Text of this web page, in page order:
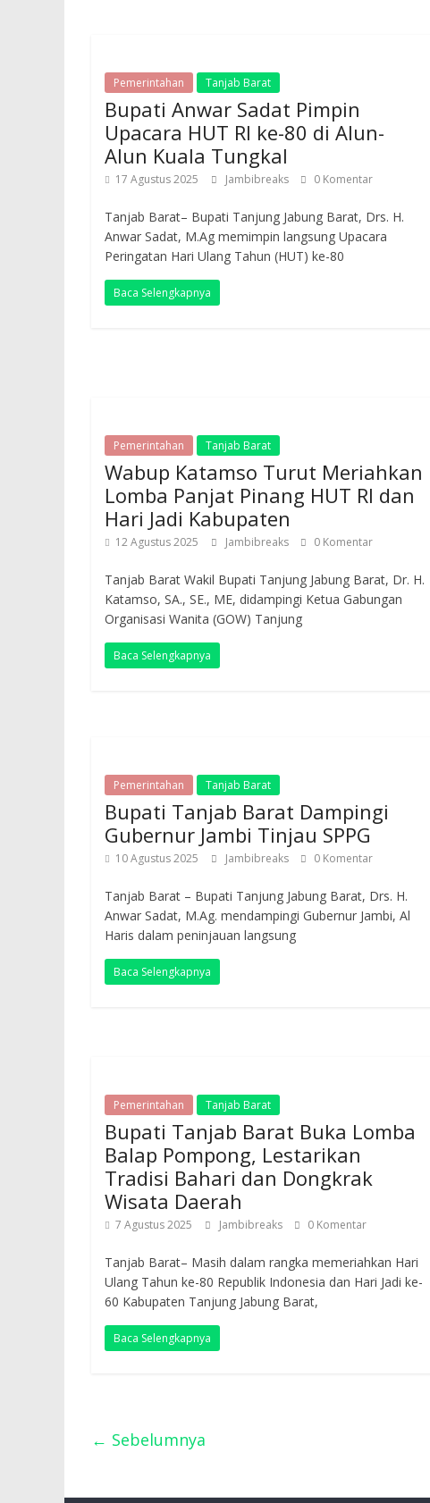
Pemerintahan Tanjab Barat
Bupati Anwar Sadat Pimpin
Upacara HUT RI ke-80 di Alun-
Alun Kuala Tungkal
17 Agustus 2025 Jambibreaks 0 Komentar
Tanjab Barat– Bupati Tanjung Jabung Barat, Drs. H.
Anwar Sadat, M.Ag memimpin langsung Upacara
Peringatan Hari Ulang Tahun (HUT) ke-80
Baca Selengkapnya
Pemerintahan Tanjab Barat
Wabup Katamso Turut Meriahkan
Lomba Panjat Pinang HUT RI dan
Hari Jadi Kabupaten
12 Agustus 2025 Jambibreaks 0 Komentar
Tanjab Barat Wakil Bupati Tanjung Jabung Barat, Dr. H.
Katamso, SA., SE., ME, didampingi Ketua Gabungan
Organisasi Wanita (GOW) Tanjung
Baca Selengkapnya
Pemerintahan Tanjab Barat
Bupati Tanjab Barat Dampingi
Gubernur Jambi Tinjau SPPG
10 Agustus 2025 Jambibreaks 0 Komentar
Tanjab Barat – Bupati Tanjung Jabung Barat, Drs. H.
Anwar Sadat, M.Ag. mendampingi Gubernur Jambi, Al
Haris dalam peninjauan langsung
Baca Selengkapnya
Pemerintahan Tanjab Barat
Bupati Tanjab Barat Buka Lomba
Balap Pompong, Lestarikan
Tradisi Bahari dan Dongkrak
Wisata Daerah
7 Agustus 2025 Jambibreaks 0 Komentar
Tanjab Barat– Masih dalam rangka memeriahkan Hari
Ulang Tahun ke-80 Republik Indonesia dan Hari Jadi ke-
60 Kabupaten Tanjung Jabung Barat,
Baca Selengkapnya
← Sebelumnya